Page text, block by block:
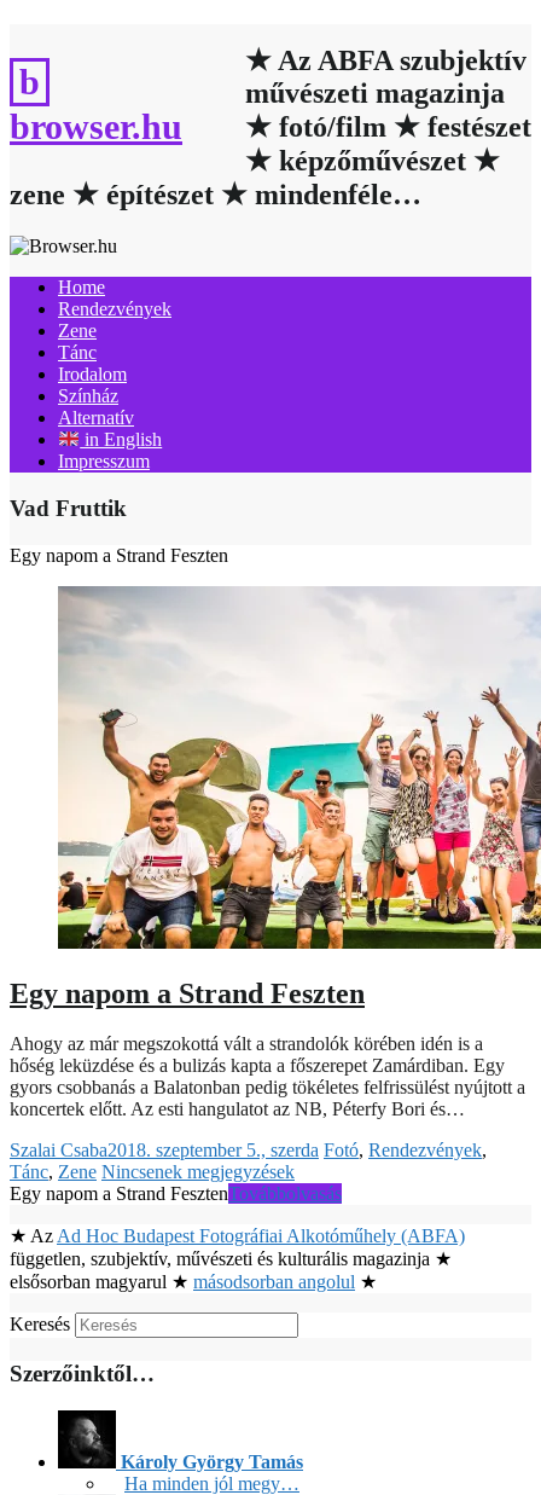
to
content
browser.hu
★ Az ABFA szubjektív
művészeti magazinja
★ fotó/film ★ festészet
★ képzőművészet ★
zene ★ építészet ★ mindenféle…
Home
Rendezvények
Zene
Tánc
Irodalom
Színház
Alternatív
in English
Impresszum
Vad Fruttik
Egy napom a Strand Feszten
Egy napom a Strand Feszten
Ahogy az már megszokottá vált a strandolók körében idén is a
hőség leküzdése és a bulizás kapta a főszerepet Zamárdiban. Egy
gyors csobbanás a Balatonban pedig tökéletes felfrissülést nyújtott a
koncertek előtt. Az esti hangulatot az NB, Péterfy Bori és…
Szalai Csaba2018. szeptember 5., szerda Fotó, Rendezvények,
Tánc, Zene Nincsenek megjegyzések
Egy napom a Strand FesztenTovábbolvasás
★ AzAd Hoc Budapest Fotográfiai Alkotóműhely (ABFA)
független, szubjektív, művészeti és kulturális magazinja ★
elsősorban magyarul ★ másodsorban angolul ★
Keresés
Szerzőinktől…
Károly György Tamás
Ha minden jól megy…